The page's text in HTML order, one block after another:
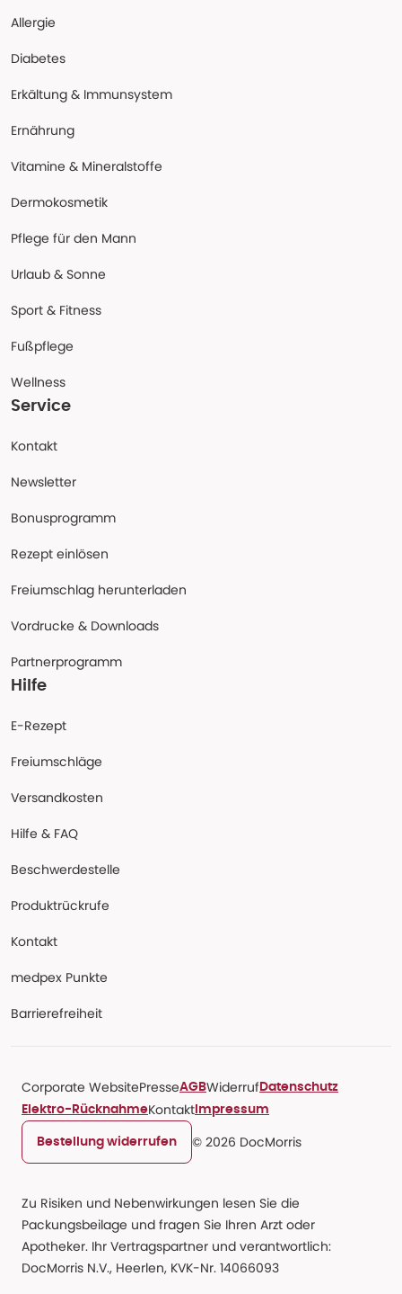
Allergie
Diabetes
Erkältung & Immunsystem
Ernährung
Vitamine & Mineralstoffe
Dermokosmetik
Pflege für den Mann
Urlaub & Sonne
Sport & Fitness
Fußpflege
Wellness
Service
Kontakt
Newsletter
Bonusprogramm
Rezept einlösen
Freiumschlag herunterladen
Vordrucke & Downloads
Partnerprogramm
Hilfe
E-Rezept
Freiumschläge
Versandkosten
Hilfe & FAQ
Beschwerdestelle
Produktrückrufe
Kontakt
medpex Punkte
Barrierefreiheit
Corporate WebsitePresseAGBWiderruf Datenschutz
Elektro-RücknahmeKontakt Impressum
Bestellung widerrufen © 2026 DocMorris
Zu Risiken und Nebenwirkungen lesen Sie die
Packungsbeilage und fragen Sie Ihren Arzt oder
Apotheker. Ihr Vertragspartner und verantwortlich:
DocMorris N.V., Heerlen, KVK-Nr. 14066093